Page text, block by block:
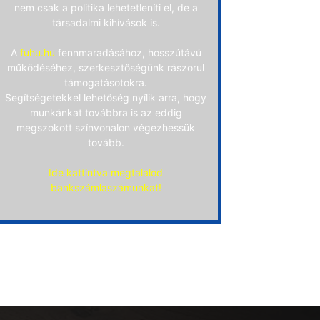
nem csak a politika lehetetleníti el, de a
társadalmi kihívások is.
A fuhu.hu fennmaradásához, hosszútávú
működéséhez, szerkesztőségünk rászorul
támogatásotokra.
Segítségetekkel lehetőség nyílik arra, hogy
munkánkat továbbra is az eddig
megszokott színvonalon végezhessük
tovább.
Ide kattintva megtalálod
bankszámlaszámunkat!